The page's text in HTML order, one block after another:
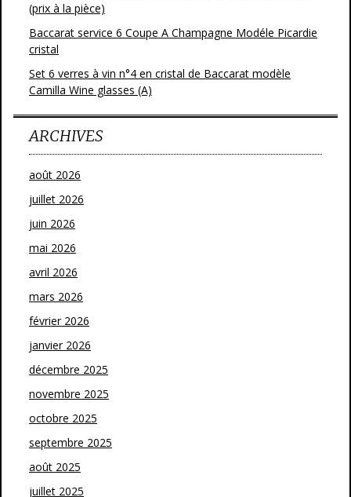
(prix à la pièce)
Baccarat service 6 Coupe A Champagne Modéle Picardie
cristal
Set 6 verres à vin n°4 en cristal de Baccarat modèle
Camilla Wine glasses (A)
ARCHIVES
août 2026
juillet 2026
juin 2026
mai 2026
avril 2026
mars 2026
février 2026
janvier 2026
décembre 2025
novembre 2025
octobre 2025
septembre 2025
août 2025
juillet 2025